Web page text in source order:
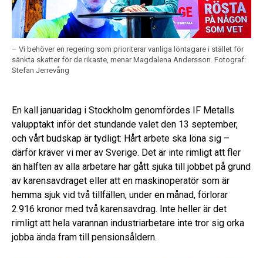
– Vi behöver en regering som prioriterar vanliga löntagare i stället för
sänkta skatter för de rikaste, menar Magdalena Andersson. Fotograf:
Stefan Jerrevång
En kall januaridag i Stockholm genomfördes IF Metalls
valupptakt inför det stundande valet den 13 september,
och vårt budskap är tydligt: Hårt arbete ska löna sig –
därför kräver vi mer av Sverige. Det är inte rimligt att fler
än hälften av alla arbetare har gått sjuka till jobbet på grund
av karensavdraget eller att en maskinoperatör som är
hemma sjuk vid två tillfällen, under en månad, förlorar
2.916 kronor med två karensavdrag. Inte heller är det
rimligt att hela varannan industriarbetare inte tror sig orka
jobba ända fram till pensionsåldern.